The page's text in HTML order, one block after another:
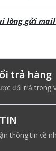
lòng gửi
trả hàng
đổi trả trong
thông tin về